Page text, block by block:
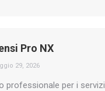
Pro NX
29, 2026
professionale per i servizi